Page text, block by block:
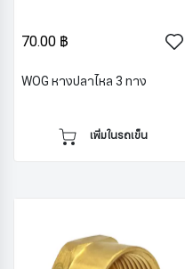
70.00 ฿
WOG หางปลาไหล 3 ทาง
เพิ่มในรถเข็น